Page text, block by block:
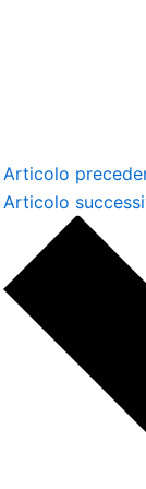
Articolo
Articolo